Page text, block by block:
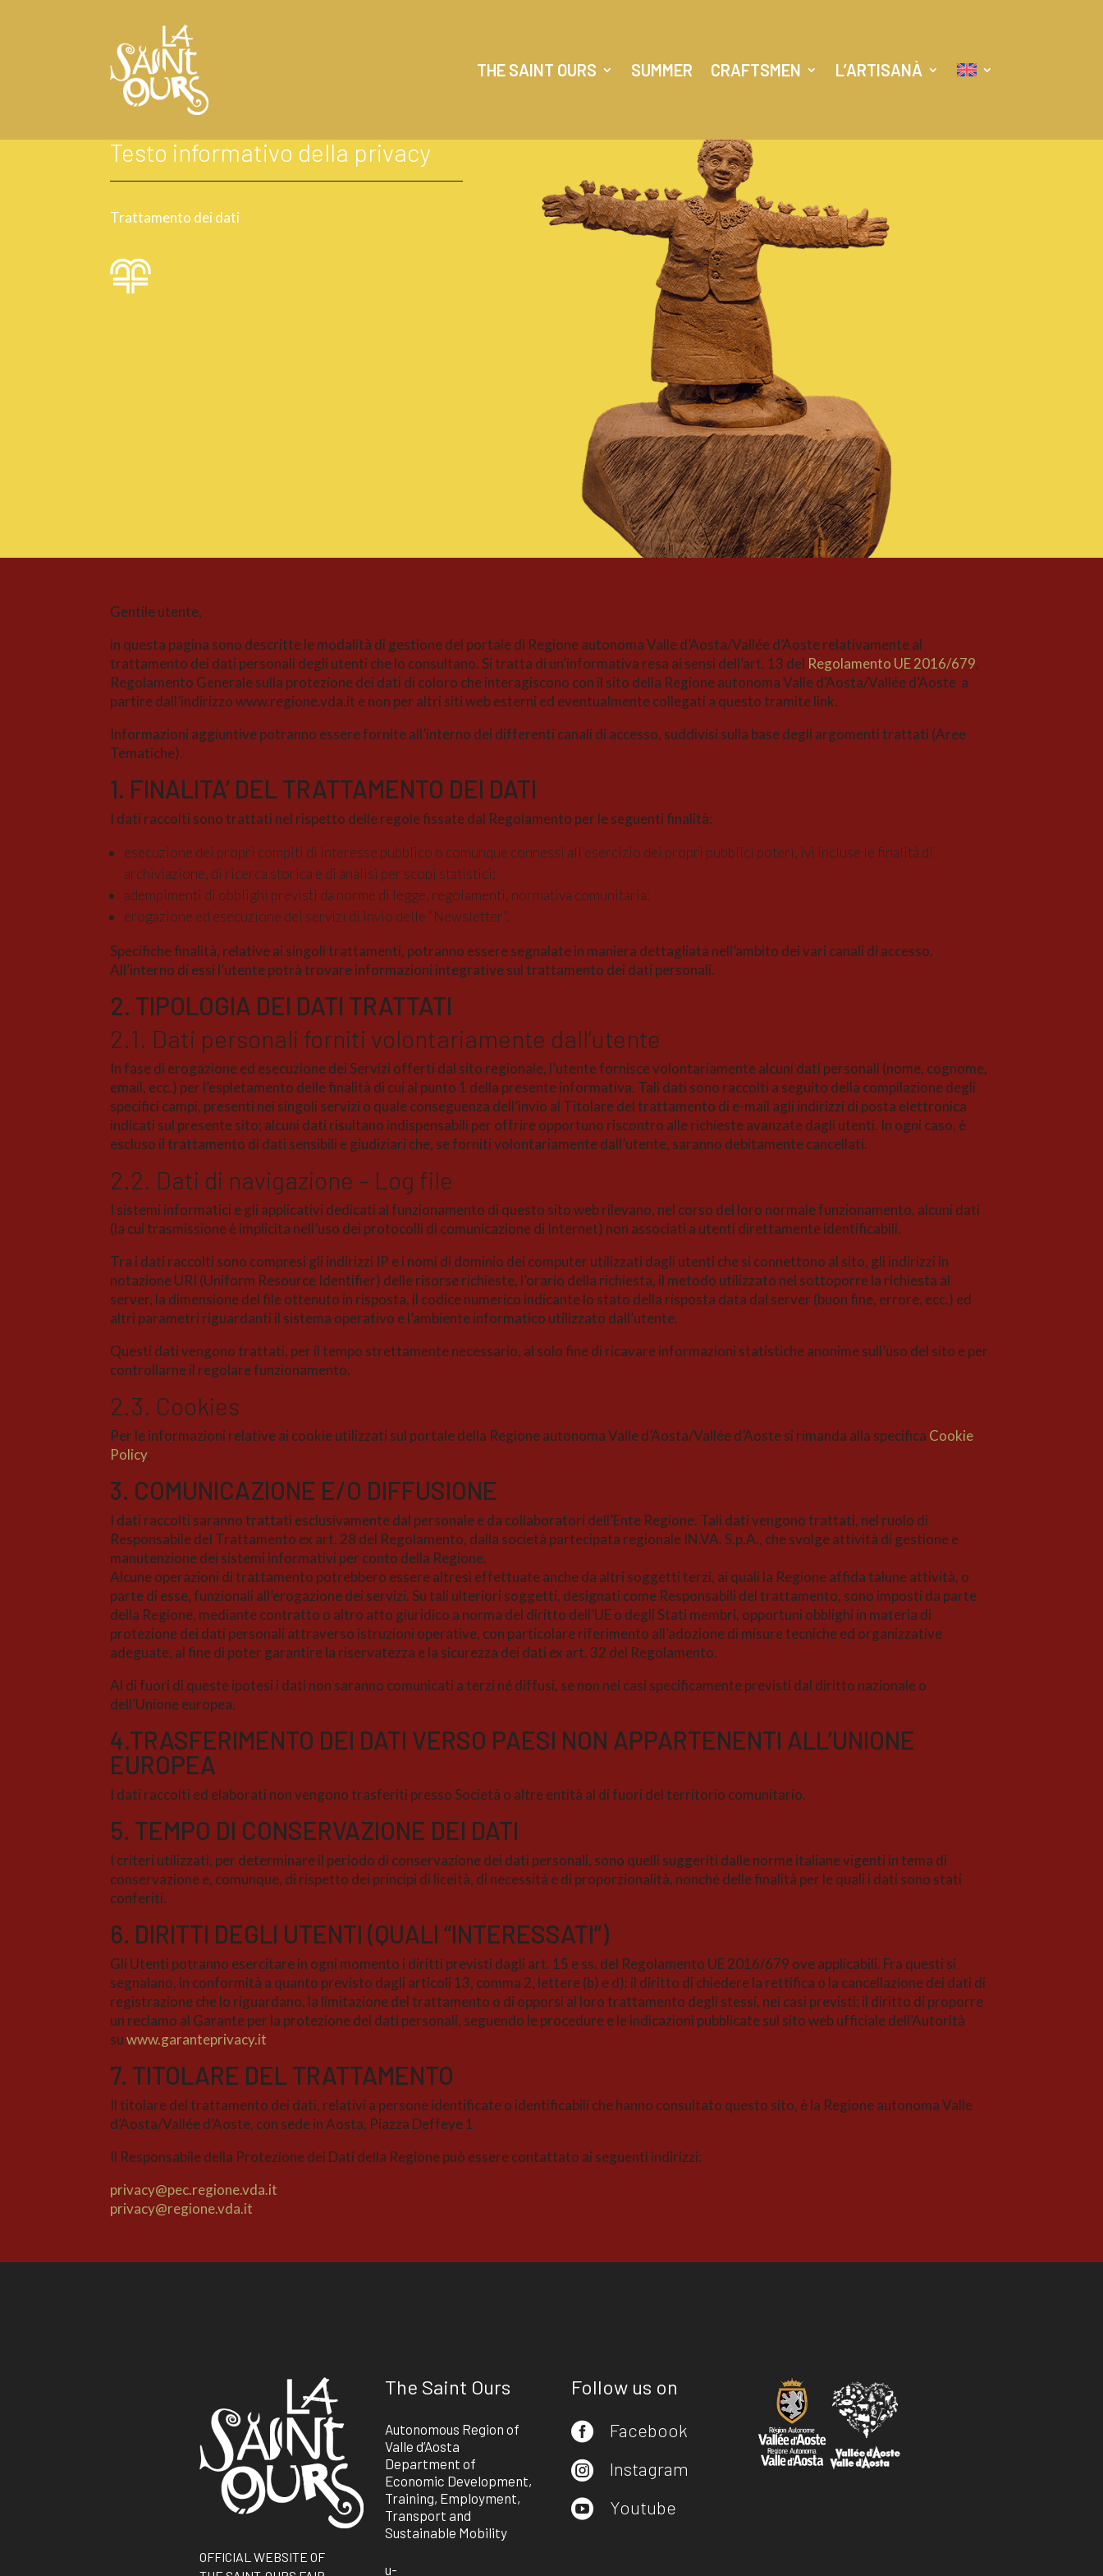
THE SAINT OURS SUMMER CRAFTSMEN L’ARTISANÀ
PRIVACY POLICY
Testo informativo della privacy
Trattamento dei dati
Gentile utente,
in questa pagina sono descritte le modalità di gestione del portale di Regione autonoma Valle d’Aosta/Vallée d’Aoste relativamente al
trattamento dei dati personali degli utenti che lo consultano. Si tratta di un’informativa resa ai sensi dell’art. 13 del Regolamento UE 2016/679,
Regolamento Generale sulla protezione dei dati di coloro che interagiscono con il sito della Regione autonoma Valle d’Aosta/Vallée d’Aoste a
partire dall’indirizzo www.regione.vda.it e non per altri siti web esterni ed eventualmente collegati a questo tramite link.
Informazioni aggiuntive potranno essere fornite all’interno dei differenti canali di accesso, suddivisi sulla base degli argomenti trattati (Aree
Tematiche).
1. FINALITA’ DEL TRATTAMENTO DEI DATI
I dati raccolti sono trattati nel rispetto delle regole fissate dal Regolamento per le seguenti finalità:
esecuzione dei propri compiti di interesse pubblico o comunque connessi all’esercizio dei propri pubblici poteri, ivi incluse le finalità di
archiviazione, di ricerca storica e di analisi per scopi statistici;
adempimenti di obblighi previsti da norme di legge, regolamenti, normativa comunitaria:
erogazione ed esecuzione dei servizi di invio delle “Newsletter”.
Specifiche finalità, relative ai singoli trattamenti, potranno essere segnalate in maniera dettagliata nell’ambito dei vari canali di accesso.
All’interno di essi l’utente potrà trovare informazioni integrative sul trattamento dei dati personali.
2. TIPOLOGIA DEI DATI TRATTATI
2.1. Dati personali forniti volontariamente dall’utente
In fase di erogazione ed esecuzione dei Servizi offerti dal sito regionale, l’utente fornisce volontariamente alcuni dati personali (nome, cognome,
email, ecc.) per l’espletamento delle finalità di cui al punto 1 della presente informativa. Tali dati sono raccolti a seguito della compilazione degli
specifici campi, presenti nei singoli servizi o quale conseguenza dell’invio al Titolare del trattamento di e-mail agli indirizzi di posta elettronica
indicati sul presente sito; alcuni dati risultano indispensabili per offrire opportuno riscontro alle richieste avanzate dagli utenti. In ogni caso, è
escluso il trattamento di dati sensibili e giudiziari che, se forniti volontariamente dall’utente, saranno debitamente cancellati.
2.2. Dati di navigazione – Log file
I sistemi informatici e gli applicativi dedicati al funzionamento di questo sito web rilevano, nel corso del loro normale funzionamento, alcuni dati
(la cui trasmissione è implicita nell’uso dei protocolli di comunicazione di Internet) non associati a utenti direttamente identificabili.
Tra i dati raccolti sono compresi gli indirizzi IP e i nomi di dominio dei computer utilizzati dagli utenti che si connettono al sito, gli indirizzi in
notazione URI (Uniform Resource Identifier) delle risorse richieste, l’orario della richiesta, il metodo utilizzato nel sottoporre la richiesta al
server, la dimensione del file ottenuto in risposta, il codice numerico indicante lo stato della risposta data dal server (buon fine, errore, ecc.) ed
altri parametri riguardanti il sistema operativo e l’ambiente informatico utilizzato dall’utente.
Questi dati vengono trattati, per il tempo strettamente necessario, al solo fine di ricavare informazioni statistiche anonime sull’uso del sito e per
controllarne il regolare funzionamento.
2.3. Cookies
Per le informazioni relative ai cookie utilizzati sul portale della Regione autonoma Valle d’Aosta/Vallée d’Aoste si rimanda alla specifica Cookie
Policy.
3. COMUNICAZIONE E/O DIFFUSIONE
I dati raccolti saranno trattati esclusivamente dal personale e da collaboratori dell’Ente Regione. Tali dati vengono trattati, nel ruolo di
Responsabile del Trattamento ex art. 28 del Regolamento, dalla società partecipata regionale IN.VA. S.p.A., che svolge attività di gestione e
manutenzione dei sistemi informativi per conto della Regione.
Alcune operazioni di trattamento potrebbero essere altresì effettuate anche da altri soggetti terzi, ai quali la Regione affida talune attività, o
parte di esse, funzionali all’erogazione dei servizi. Su tali ulteriori soggetti, designati come Responsabili del trattamento, sono imposti da parte
della Regione, mediante contratto o altro atto giuridico a norma del diritto dell’UE o degli Stati membri, opportuni obblighi in materia di
protezione dei dati personali attraverso istruzioni operative, con particolare riferimento all’adozione di misure tecniche ed organizzative
adeguate, al fine di poter garantire la riservatezza e la sicurezza dei dati ex art. 32 del Regolamento.
Al di fuori di queste ipotesi i dati non saranno comunicati a terzi né diffusi, se non nei casi specificamente previsti dal diritto nazionale o
dell’Unione europea.
4.TRASFERIMENTO DEI DATI VERSO PAESI NON APPARTENENTI ALL’UNIONE
EUROPEA
I dati raccolti ed elaborati non vengono trasferiti presso Società o altre entità al di fuori del territorio comunitario.
5. TEMPO DI CONSERVAZIONE DEI DATI
I criteri utilizzati, per determinare il periodo di conservazione dei dati personali, sono quelli suggeriti dalle norme italiane vigenti in tema di
conservazione e, comunque, di rispetto dei principi di liceità, di necessità e di proporzionalità, nonché delle finalità per le quali i dati sono stati
conferiti.
6. DIRITTI DEGLI UTENTI (QUALI “INTERESSATI”)
Gli Utenti potranno esercitare in ogni momento i diritti previsti dagli art. 15 e ss. del Regolamento UE 2016/679 ove applicabili. Fra questi si
segnalano, in conformità a quanto previsto dagli articoli 13, comma 2, lettere (b) e d): il diritto di chiedere la rettifica o la cancellazione dei dati di
registrazione che lo riguardano, la limitazione del trattamento o di opporsi al loro trattamento degli stessi, nei casi previsti; il diritto di proporre
un reclamo al Garante per la protezione dei dati personali, seguendo le procedure e le indicazioni pubblicate sul sito web ufficiale dell’Autorità
suwww.garanteprivacy.it
7. TITOLARE DEL TRATTAMENTO
Il titolare del trattamento dei dati, relativi a persone identificate o identificabili che hanno consultato questo sito, è la Regione autonoma Valle
d’Aosta/Vallée d’Aoste, con sede in Aosta, Piazza Deffeye 1
Il Responsabile della Protezione dei Dati della Regione può essere contattato ai seguenti indirizzi:
privacy@pec.regione.vda.it
privacy@regione.vda.it
OFFICIAL WEBSITE OF
The Saint Ours
Autonomous Region of
Valle d’Aosta
Department of
Economic Development,
Training, Employment,
Transport and
Sustainable Mobility
u-
Follow us on
 Facebook
 Instagram
 Youtube